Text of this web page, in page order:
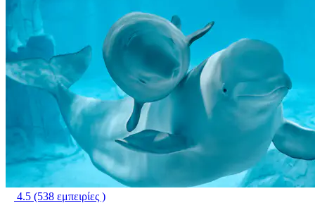
4.5 (538 εμπειρίες )